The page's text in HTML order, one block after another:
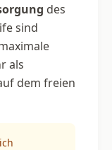
des
sind
als
dem freien